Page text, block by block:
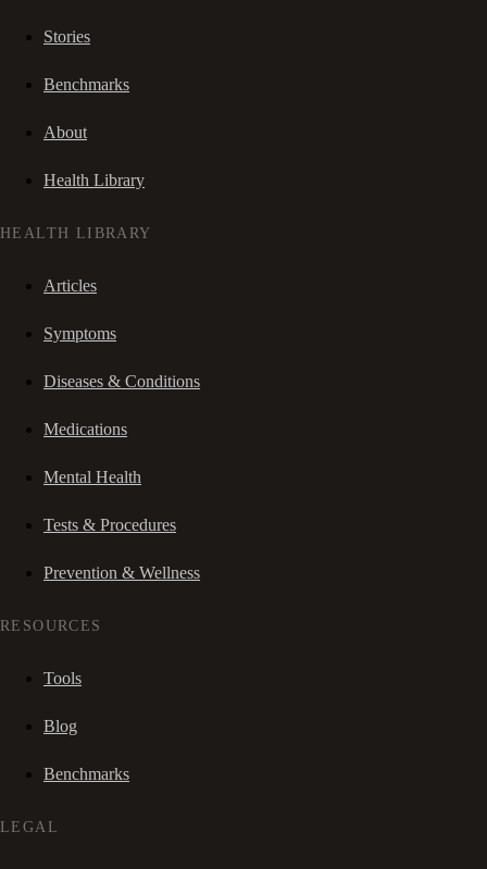
Stories
Benchmarks
About
Health Library
HEALTH LIBRARY
Articles
Symptoms
Diseases & Conditions
Medications
Mental Health
Tests & Procedures
Prevention & Wellness
RESOURCES
Tools
Blog
Benchmarks
LEGAL